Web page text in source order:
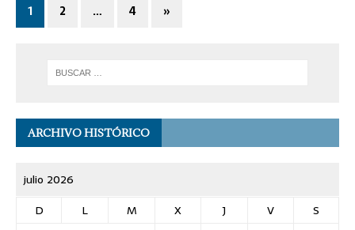
1 2 … 4 »
ARCHIVO HISTÓRICO
julio 2026
D
L M X J V
S